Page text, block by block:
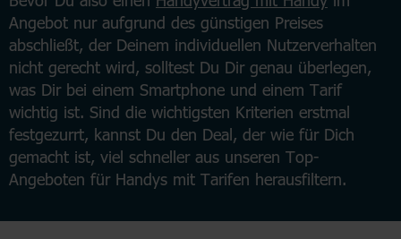
Angebot nur aufgrund des günstigen Preises
abschließt, der Deinem individuellen Nutzerverhalten
nicht gerecht wird, solltest Du Dir genau überlegen,
was Dir bei einem Smartphone und einem Tarif
wichtig ist. Sind die wichtigsten Kriterien erstmal
festgezurrt, kannst Du den Deal, der wie für Dich
gemacht ist, viel schneller aus unseren Top-
Angeboten für Handys mit Tarifen herausfiltern.